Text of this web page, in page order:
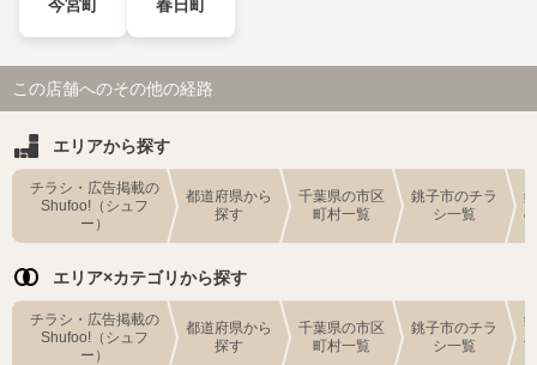
今宮町 春日町
この店舗へのその他の経路
エリアから探す
チラシ・広告掲載の
Shufoo!（シュフ
ー）
都道府県から
探す
千葉県の市区
町村一覧
銚子市のチラ
シ一覧
エリア×カテゴリから探す
チラシ・広告掲載の
Shufoo!（シュフ
ー）
都道府県から
探す
千葉県の市区
町村一覧
銚子市のチラ
シ一覧